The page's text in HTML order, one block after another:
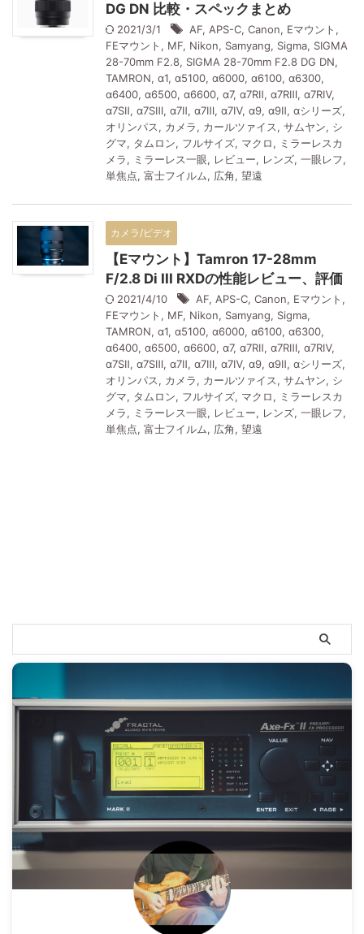
DG DN 比較・スペックまとめ
2021/3/1 AF, APS-C, Canon, Eマウント ,
FEマウント , MF, Nikon, Samyang, Sigma, SIGMA
28-70mm F2.8, SIGMA 28-70mm F2.8 DG DN,
TAMRON, α1, α5100, α6000, α6100, α6300,
α6400, α6500, α6600, α7, α7RⅡ, α7RⅢ, α7RⅣ,
α7SⅡ, α7SⅢ, α7Ⅱ, α7Ⅲ, α7Ⅳ, α9, α9Ⅱ, αシリーズ,
オリンパス, カメラ, カールツァイス, サムヤン, シ
グマ, タムロン, フルサイズ, マクロ, ミラーレスカ
メラ, ミラーレス一眼, レビュー, レンズ, 一眼レフ,
単焦点, 富士フイルム, 広角, 望遠
カメラ/ビデオ
【Eマウント】Tamron 17-28mm
F/2.8 Di III RXDの性能レビュー、評価
2021/4/10 AF, APS-C, Canon, Eマウント ,
FEマウント , MF, Nikon, Samyang, Sigma,
TAMRON, α1, α5100, α6000, α6100, α6300,
α6400, α6500, α6600, α7, α7RⅡ, α7RⅢ, α7RⅣ,
α7SⅡ, α7SⅢ, α7Ⅱ, α7Ⅲ, α7Ⅳ, α9, α9Ⅱ, αシリーズ,
オリンパス, カメラ, カールツァイス, サムヤン, シ
グマ, タムロン, フルサイズ, マクロ, ミラーレスカ
メラ, ミラーレス一眼, レビュー, レンズ, 一眼レフ,
単焦点, 富士フイルム, 広角, 望遠